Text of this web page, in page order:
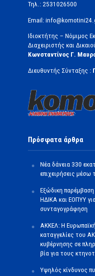
Τηλ.: 2531026500
Email:
Ιδιοκτήτης – Νόμιμος
Διαχειριστής και
Κωνσταντίνος Γ.
Διευθυντής Σύνταξης :
Πρόσφατα άρθρα
Νέα δάνεια 330
επιχειρήσεις μέσω
Εξώδικη
ΗΔΙΚΑ και ΕΟΠΥΥ
συνταγογράφηση
ΑΚΚΕΛ: Η Ευρωπαϊκή
καταγγελίες του
κυβέρνησης σε
βία για τους
Υψηλός κίνδυνος